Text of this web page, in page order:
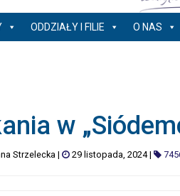
ODDZIAŁY I FILIE O NAS
w
Strzelecka| 29 listopada, 2024|